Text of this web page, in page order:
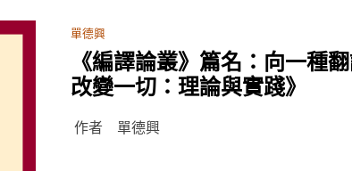
單德興
《編譯論叢》篇名：向一種
改變一切：理論與實踐》
作者 單德興